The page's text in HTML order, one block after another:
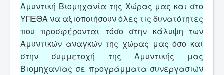
Αμυντική Βιομηχανία της Χώρας μας και στο
ΥΠΕΘΑ να αξιοποιήσουν όλες τις δυνατότητες
που προσφέρονται τόσο στην κάλυψη των
Αμυντικών αναγκών της χώρας μας όσο και
στην συμμετοχή της Αμυντικής μας
Βιομηχανίας σε προγράμματα συνεργασιών